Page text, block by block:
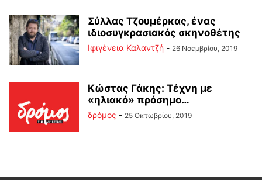
Σύλλας Τζουμέρκας, ένας
ιδιοσυγκρασιακός σκηνοθέτης
Ιφιγένεια Καλαντζή - 26 Νοεμβρίου, 2019
Κώστας Γάκης: Τέχνη με
«ηλιακό» πρόσημο…
δρόμος - 25 Οκτωβρίου, 2019